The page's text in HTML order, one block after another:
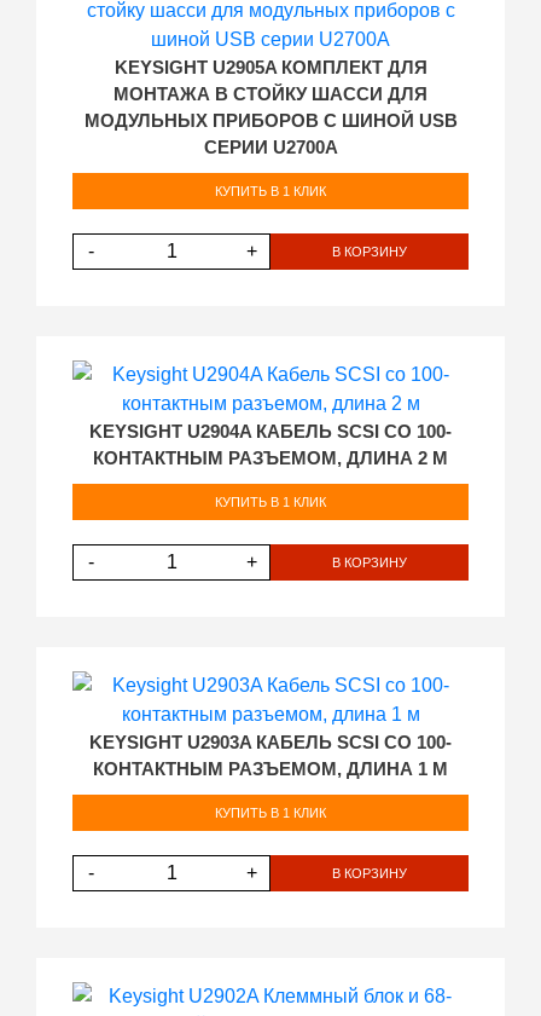
KEYSIGHT U2905A КОМПЛЕКТ ДЛЯ
МОНТАЖА В СТОЙКУ ШАССИ ДЛЯ
МОДУЛЬНЫХ ПРИБОРОВ С ШИНОЙ USB
СЕРИИ U2700A
КУПИТЬ В 1 КЛИК
- + В КОРЗИНУ
KEYSIGHT U2904A КАБЕЛЬ SCSI СО 100-
КОНТАКТНЫМ РАЗЪЕМОМ, ДЛИНА 2 М
КУПИТЬ В 1 КЛИК
- + В КОРЗИНУ
KEYSIGHT U2903A КАБЕЛЬ SCSI СО 100-
КОНТАКТНЫМ РАЗЪЕМОМ, ДЛИНА 1 М
КУПИТЬ В 1 КЛИК
- + В КОРЗИНУ